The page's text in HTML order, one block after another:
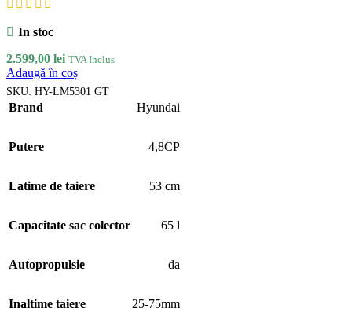
In stoc
2.599,00 lei TVA Inclus
Adaugă în coș
SKU: HY-LM5301 GT
Brand Hyundai
Putere 4,8CP
Latime de taiere 53 cm
Capacitate sac colector 65 l
Autopropulsie da
Inaltime taiere 25-75mm